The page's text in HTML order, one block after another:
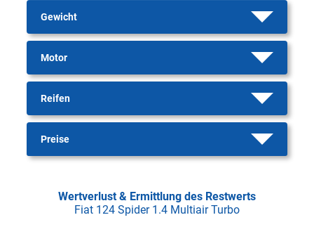
Gewicht
Motor
Reifen
Preise
Wertverlust & Ermittlung des Restwerts
Fiat 124 Spider 1.4 Multiair Turbo